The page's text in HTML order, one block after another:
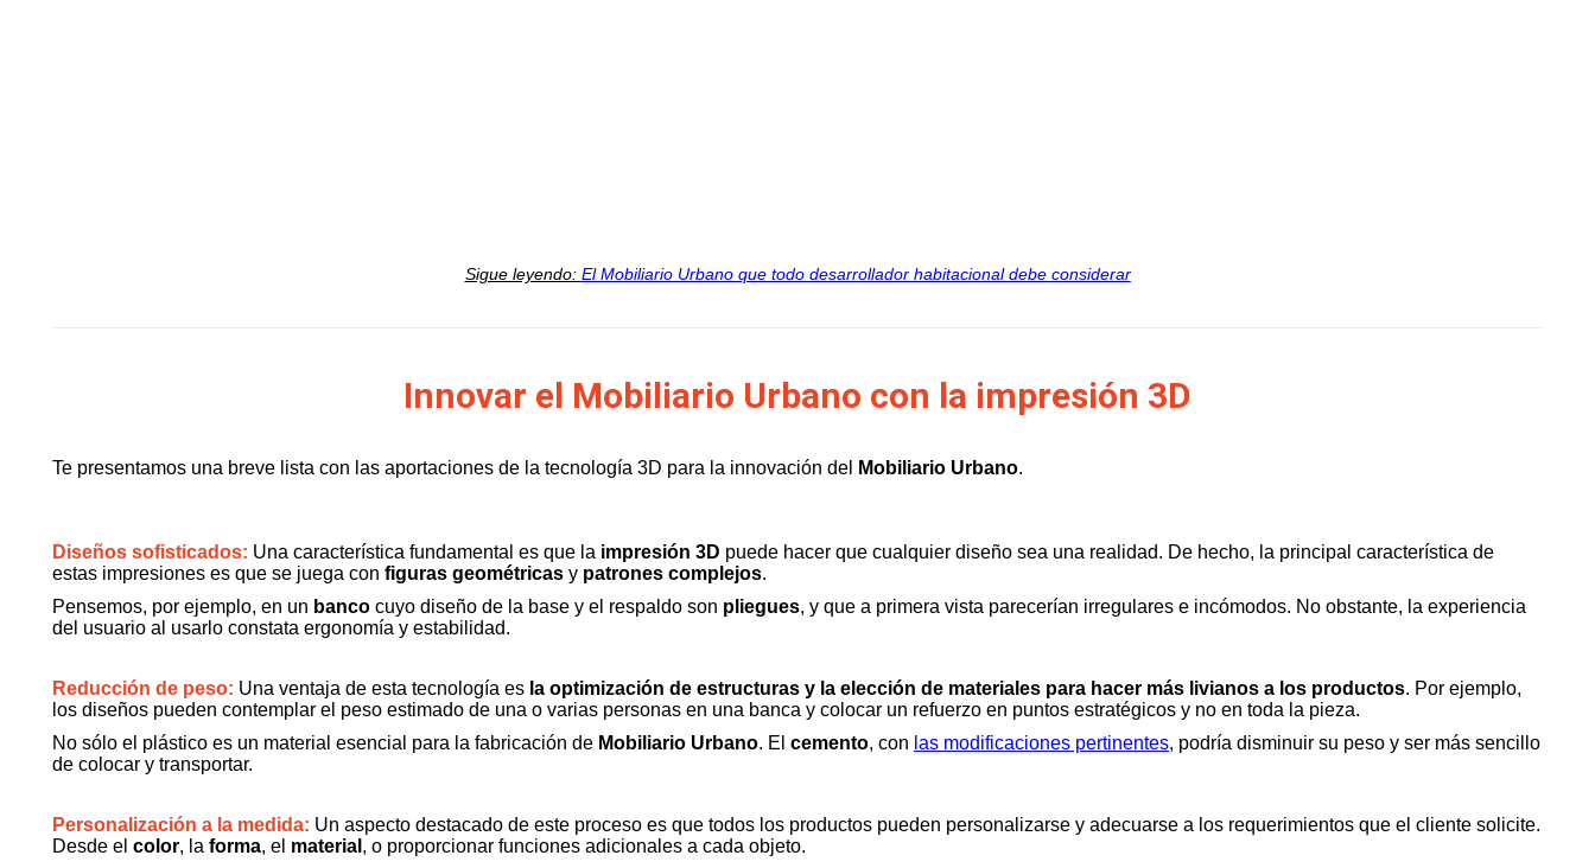
Sigue leyendo: El Mobiliario Urbano que todo desarrollador habitacional debe considerar
Innovar el Mobiliario Urbano con la impresión 3D
Te presentamos una breve lista con las aportaciones de la tecnología 3D para la innovación del Mobiliario Urbano.
Diseños sofisticados: Una característica fundamental es que la impresión 3D puede hacer que cualquier diseño sea una realidad. De hecho, la principal característica de
estas impresiones es que se juega con figuras geométricas y patrones complejos.
Pensemos, por ejemplo, en un banco cuyo diseño de la base y el respaldo son pliegues, y que a primera vista parecerían irregulares e incómodos. No obstante, la experiencia
del usuario al usarlo constata ergonomía y estabilidad.
Reducción de peso: Una ventaja de esta tecnología es la optimización de estructuras y la elección de materiales para hacer más livianos a los productos. Por ejemplo,
los diseños pueden contemplar el peso estimado de una o varias personas en una banca y colocar un refuerzo en puntos estratégicos y no en toda la pieza.
No sólo el plástico es un material esencial para la fabricación de Mobiliario Urbano. El cemento, con las modificaciones pertinentes, podría disminuir su peso y ser más sencillo
de colocar y transportar.
Personalización a la medida: Un aspecto destacado de este proceso es que todos los productos pueden personalizarse y adecuarse a los requerimientos que el cliente solicite.
Desde el color, la forma, el material , o proporcionar funciones adicionales a cada objeto.